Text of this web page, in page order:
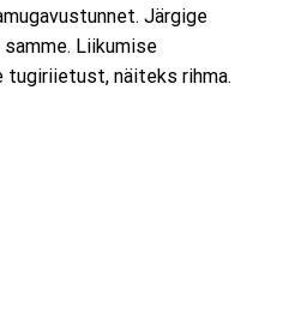
Järgige
Liikumise
tugiriietust, näiteks rihma.